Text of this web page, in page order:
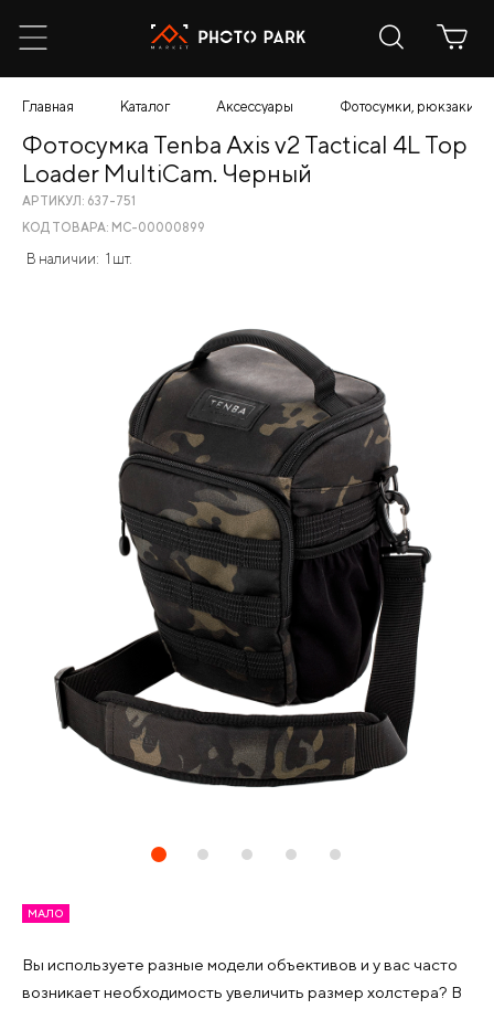
Главная Каталог Аксессуары Фотосумки, рюкзаки,
МАЛО
Вы используете разные модели объективов и у вас часто
возникает необходимость увеличить размер холстера? В
Фотосумка Tenba Axis v2 Tactical 4L Top
Loader MultiCam. Черный
АРТИКУЛ: 637-751
КОД ТОВАРА: МС-00000899
В наличии: 1 шт.